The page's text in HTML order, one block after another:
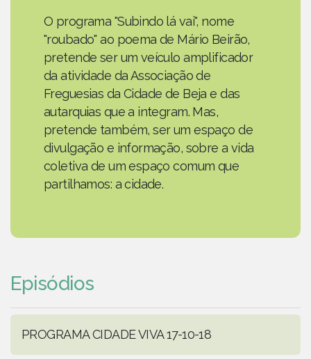
O programa "Subindo lá vai", nome
"roubado" ao poema de Mário Beirão,
pretende ser um veículo amplificador
da atividade da Associação de
Freguesias da Cidade de Beja e das
autarquias que a integram. Mas,
pretende também, ser um espaço de
divulgação e informação, sobre a vida
coletiva de um espaço comum que
partilhamos: a cidade.
Episódios
PROGRAMA CIDADE VIVA 17-10-18